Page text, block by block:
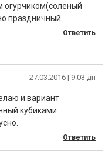
праздничный.
Ответить
27.03.2016 | 9:03 дп
и вариант
кубиками
Ответить